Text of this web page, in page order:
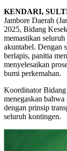
KENDARI,
Jambore Daerah
2025, Bidang
memastikan
akuntabel. Dengan
berlapis, panitia
menyelesaikan
bumi perkemahan.
Koordinator Bidang
menegaskan
dengan prinsip
seluruh kontingen.